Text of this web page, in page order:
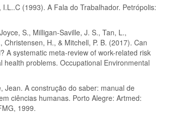
I.L..C (1993). A Fala do Trabalhador. Petrópolis:
S., Milligan-Saville, J. S., Tan, L.,
Christensen, H., & Mitchell, P. B. (2017). Can
A systematic meta-review of work-related risk
health problems. Occupational Environmental
Jean. A construção do saber: manual de
ciências humanas. Porto Alegre: Artmed:
1999.